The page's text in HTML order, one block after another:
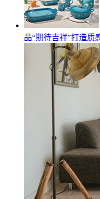
品“期待吉祥”打造质